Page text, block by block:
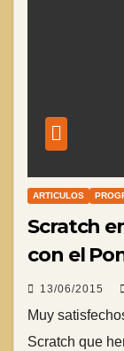
ARTICULOS
Scratch
con el
13/06/2015
Muy
Scratch que